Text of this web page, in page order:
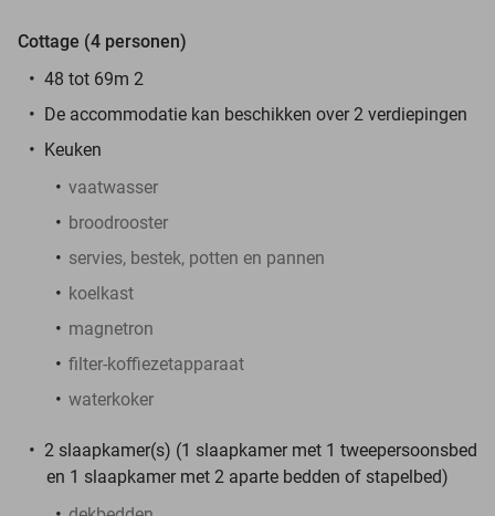
Cottage (4 personen)
48 tot 69m 2
De accommodatie kan beschikken over 2 verdiepingen
Keuken
vaatwasser
broodrooster
servies, bestek, potten en pannen
koelkast
magnetron
filter-koffiezetapparaat
waterkoker
2 slaapkamer(s) (1 slaapkamer met 1 tweepersoonsbed
en 1 slaapkamer met 2 aparte bedden of stapelbed)